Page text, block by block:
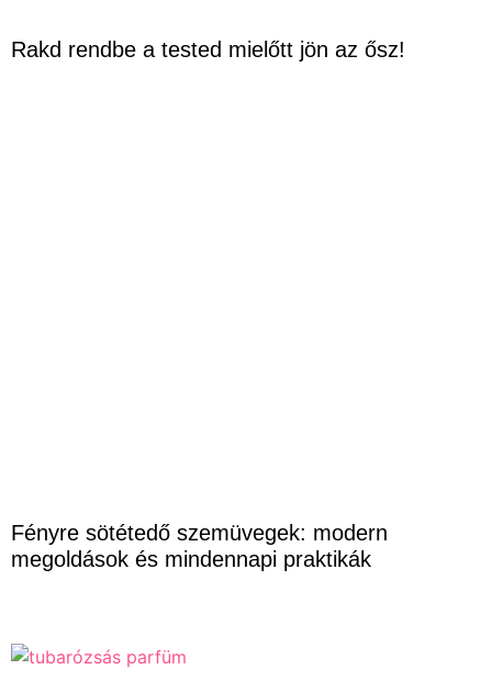
Rakd rendbe a tested mielőtt jön az ősz!
Fényre sötétedő szemüvegek: modern
megoldások és mindennapi praktikák